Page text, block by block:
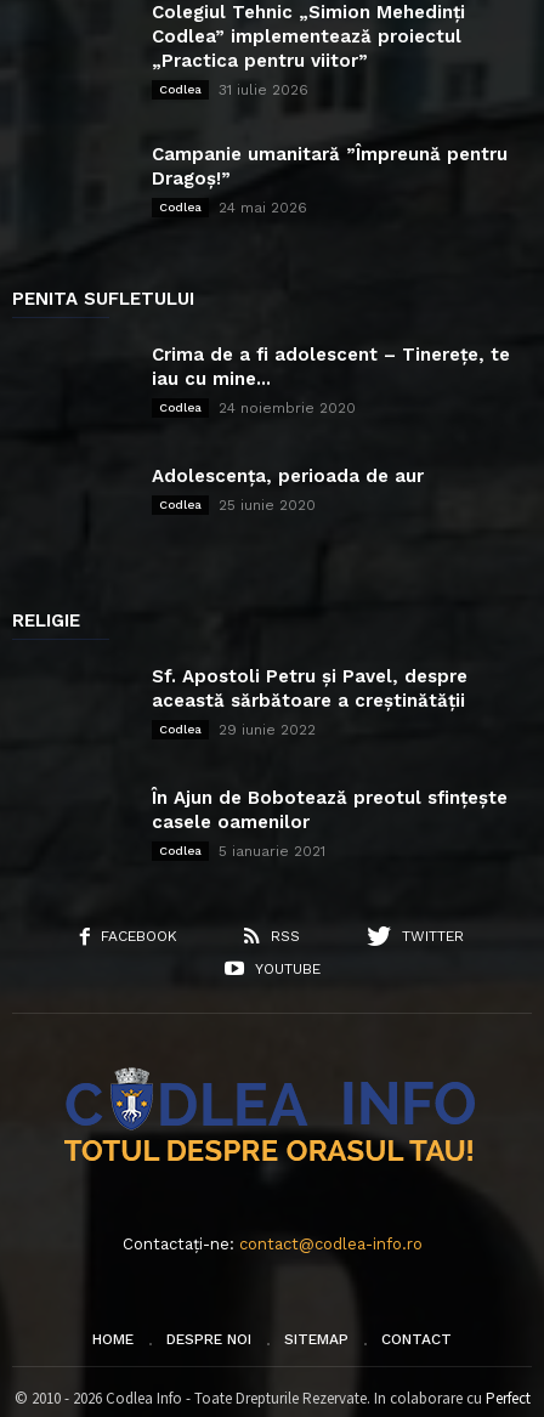
Colegiul Tehnic „Simion Mehedinți
Codlea” implementează proiectul
„Practica pentru viitor”
Codlea 31 iulie 2026
Campanie umanitară ”Împreună pentru
Dragoș!”
Codlea 24 mai 2026
PENITA SUFLETULUI
Crima de a fi adolescent – Tinerețe, te
iau cu mine...
Codlea 24 noiembrie 2020
Adolescența, perioada de aur
Codlea 25 iunie 2020
RELIGIE
Sf. Apostoli Petru și Pavel, despre
această sărbătoare a creștinătății
Codlea 29 iunie 2022
În Ajun de Bobotează preotul sfințește
casele oamenilor
Codlea 5 ianuarie 2021
FACEBOOK RSS
TWITTER
YOUTUBE
Contactați-ne: contact@codlea-info.ro
HOME DESPRE NOI SITEMAP CONTACT
© 2010 - 2026 Codlea Info - Toate Drepturile Rezervate. In colaborare cu Perfect